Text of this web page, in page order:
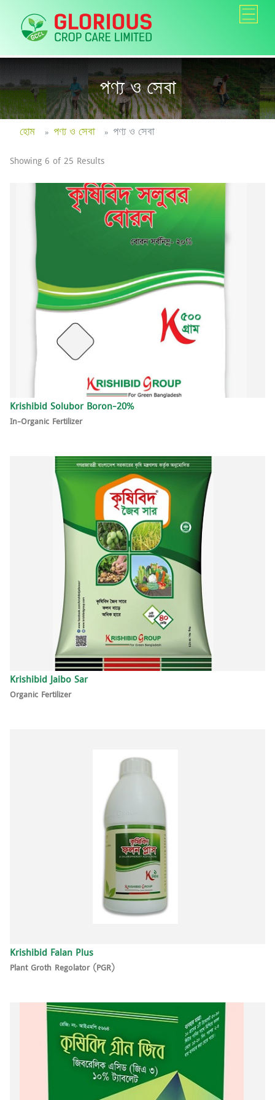
পণ্য ও সেবা
হোম পণ্য ও সেবা পণ্য ও সেবা
Showing 6 of 25 Results
Krishibid Solubor Boron-20%
In-Organic Fertilizer
Krishibid Jaibo Sar
Organic Fertilizer
Krishibid Falan Plus
Plant Groth Regolator (PGR)